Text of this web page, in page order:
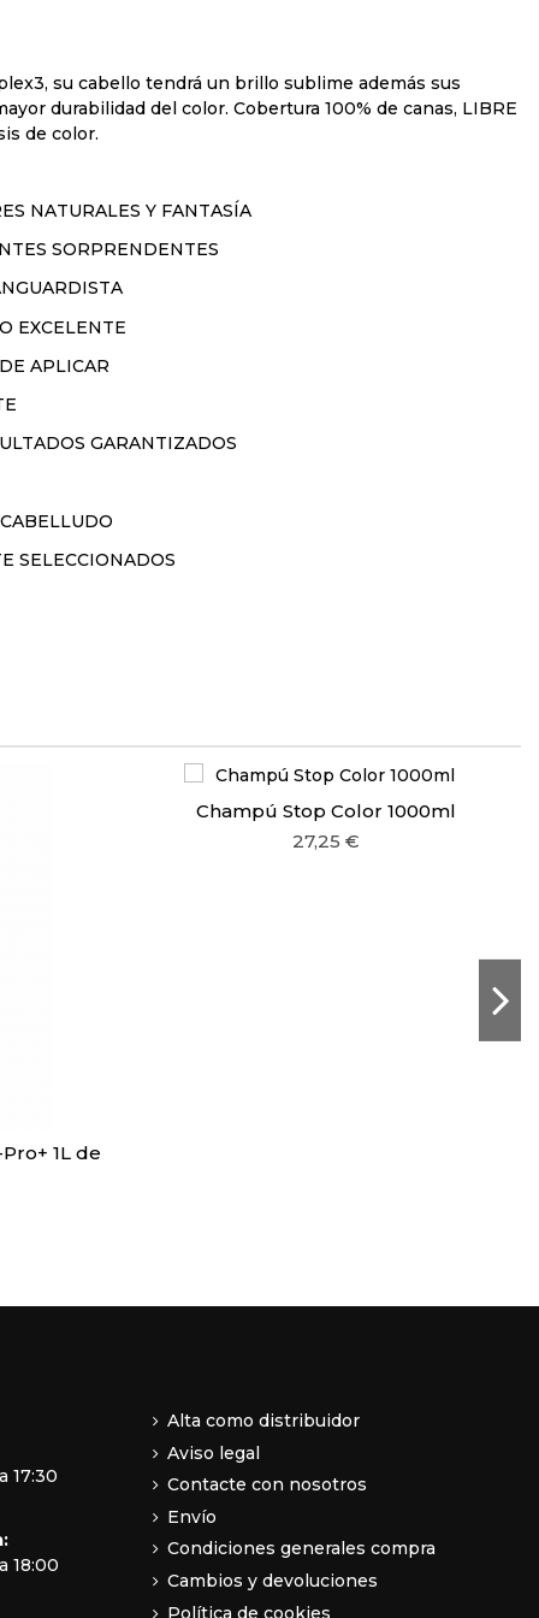
su cabello tendrá un brillo sublime además sus
durabilidad del color. Cobertura 100% de canas, LIBRE
de color.
NATURALES Y FANTASÍA
SORPRENDENTES
EXCELENTE
APLICAR
GARANTIZADOS
SELECCIONADOS
1L de
Champú Stop Color 1000ml
27,25 €
17:30
18:00
Alta como distribuidor
Aviso legal
Contacte con nosotros
Envío
Condiciones generales compra
Cambios y devoluciones
Política de cookies